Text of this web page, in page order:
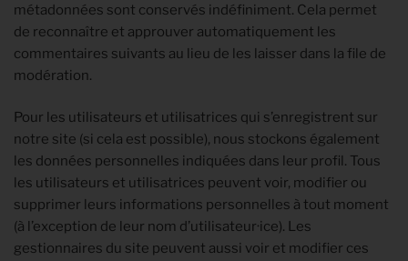
métadonnées sont conservés indéfiniment. Cela permet
de reconnaître et approuver automatiquement les
commentaires suivants au lieu de les laisser dans la file de
modération.
Pour les utilisateurs et utilisatrices qui s’enregistrent sur
notre site (si cela est possible), nous stockons également
les données personnelles indiquées dans leur profil. Tous
les utilisateurs et utilisatrices peuvent voir, modifier ou
supprimer leurs informations personnelles à tout moment
(à l’exception de leur nom d’utilisateur·ice). Les
gestionnaires du site peuvent aussi voir et modifier ces